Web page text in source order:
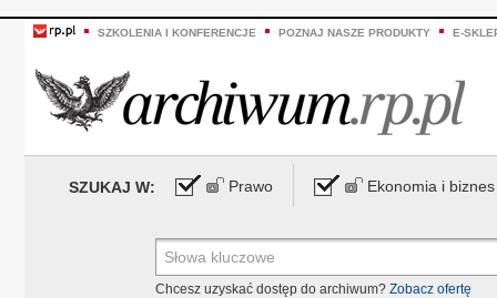
SZKOLENIA I KONFERENCJE POZNAJ NASZE PRODUKTY E-
SZUKAJ W: Prawo Ekonomia i biznes
Chcesz uzyskać dostęp do archiwum? Zobacz ofertę